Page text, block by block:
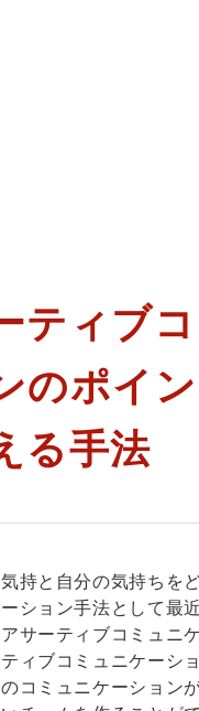
ティブ
のポイ
る手法
持と自分の気持ちを
ション手法として最
サーティブコミュニ
ィブコミュニケーシ
コミュニケーション